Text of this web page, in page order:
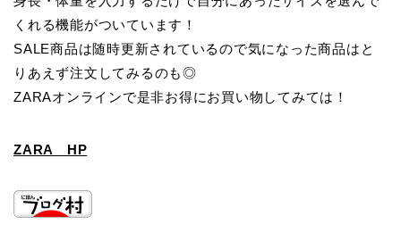
くれる機能がついています！
SALE商品は随時更新されているので気になった商品はと
りあえず注文してみるのも◎
ZARAオンラインで是非お得にお買い物してみては！
ZARA HP